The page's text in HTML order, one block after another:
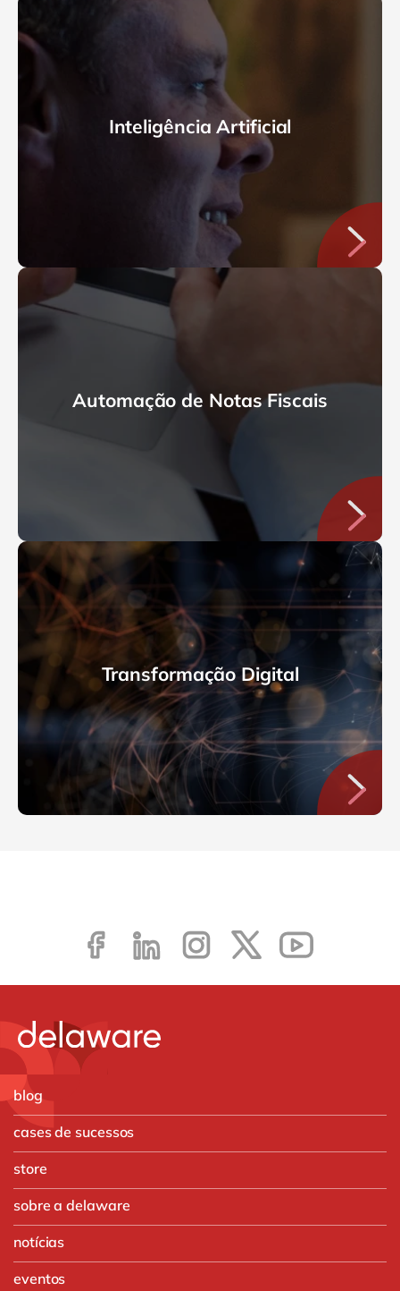
Inteligência Artificial
Automação de Notas Fiscais
Transformação Digital
blog
cases de sucessos
store
sobre a delaware
notícias
eventos